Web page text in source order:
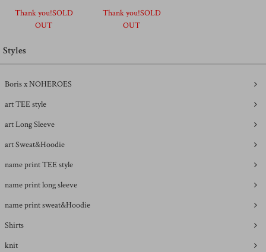
Thank you!SOLD
OUT
Thank you!SOLD
OUT
Styles
Boris x NOHEROES
art TEE style
art Long Sleeve
art Sweat&Hoodie
name print TEE style
name print long sleeve
name print sweat&Hoodie
Shirts
knit